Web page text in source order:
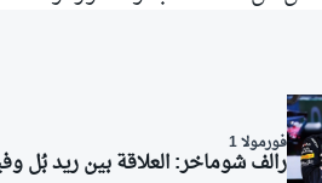
فورمولا 1
رالف شوماخر: العلاقة بين ريد بُل